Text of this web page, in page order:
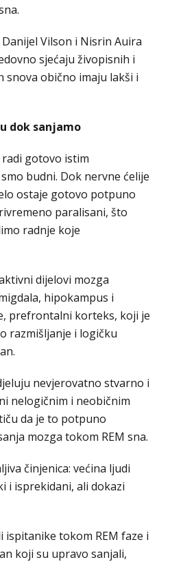
Vilson i Nisrin Auira
sjećaju živopisnih i
snova obično imaju lakši i
dok sanjamo
radi gotovo istim
budni. Dok nervne ćelije
ostaje gotovo potpuno
paralisani, što
radnje koje
dijelovi mozga
hipokampus i
prefrontalni korteks, koji je
razmišljanje i logičku
nevjerovatno stvarno i
nelogičnim i neobičnim
da je to potpuno
mozga tokom REM sna.
činjenica: većina ljudi
i isprekidani, ali dokazi
ispitanike tokom REM faze i
koji su upravo sanjali,